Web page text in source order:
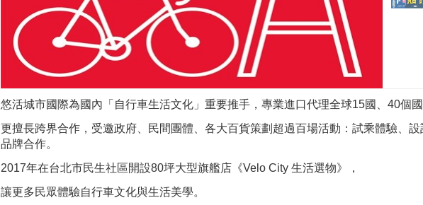
悠活城市國際為國內「自行車生活文化」重要推手， 專業進口代理全球15國、40個國
更擅長跨界合作，受邀政府、民間團體、各大百貨策劃超過百場活動：試乘體驗、設
品牌合作。
2017年在台北市民生社區開設80坪大型旗艦店《Velo City 生活選物》，
讓更多民眾體驗自行車文化與生活美學。